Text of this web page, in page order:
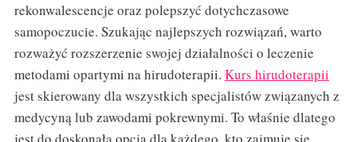
rekonwalescencje oraz polepszyć dotychczasowe
samopoczucie. Szukając najlepszych rozwiązań, warto
rozważyć rozszerzenie swojej działalności o leczenie
metodami opartymi na hirudoterapii. Kurs hirudoterapii
jest skierowany dla wszystkich specjalistów związanych z
medycyną lub zawodami pokrewnymi. To właśnie dlatego